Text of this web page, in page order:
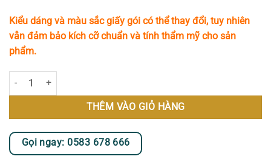
Kiểu dáng và màu sắc giấy gói có thể thay đổi, tuy nhiên
vẫn đảm bảo kích cỡ chuẩn và tính thẩm mỹ cho sản
phẩm.
Giỏ Hoa Bánh Kem II số lượng
THÊM VÀO GIỎ HÀNG
Gọi ngay: 0583 678 666